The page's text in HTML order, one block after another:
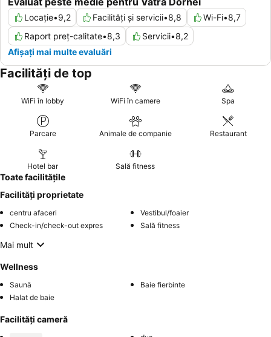
Locație•9,2 Facilități și servicii•8,8 Wi-Fi•8,7
Raport preț-calitate•8,3 Servicii•8,2
Afișați mai multe evaluări
Facilități de top
WiFi în lobby WiFi în camere Spa
Parcare Animale de companie Restaurant
Hotel bar Sală fitness
Toate facilitățile
Facilități proprietate
centru afaceri
Vestibul/foaier
Check-in/check-out expres
Sală fitness
Mai mult
Wellness
Saună
Baie fierbinte
Halat de baie
Facilități cameră